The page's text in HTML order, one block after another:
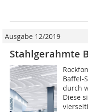
Ausgabe 12/2019
Stahlgerahmte
Baffel-
durch
Diese